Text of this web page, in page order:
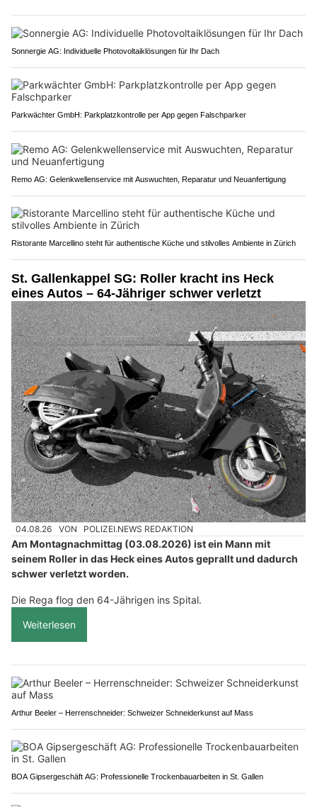
Sonnergie AG: Individuelle Photovoltaiklösungen für Ihr Dach
Parkwächter GmbH: Parkplatzkontrolle per App gegen Falschparker
Remo AG: Gelenkwellenservice mit Auswuchten, Reparatur und Neuanfertigung
Ristorante Marcellino steht für authentische Küche und stilvolles Ambiente in Zürich
St. Gallenkappel SG: Roller kracht ins Heck
eines Autos – 64-Jähriger schwer verletzt
04.08.26 VON POLIZEI.NEWS REDAKTION
Am Montagnachmittag (03.08.2026) ist ein Mann mit
seinem Roller in das Heck eines Autos geprallt und dadurch
schwer verletzt worden.
Die Rega flog den 64-Jährigen ins Spital.
Weiterlesen
Arthur Beeler – Herrenschneider: Schweizer Schneiderkunst auf Mass
BOA Gipsergeschäft AG: Professionelle Trockenbauarbeiten in St. Gallen